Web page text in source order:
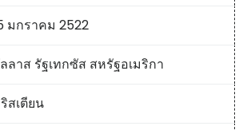
มกราคม 2522
ลาส รัฐเทกซัส สหรัฐอเมริกา
สเตียน